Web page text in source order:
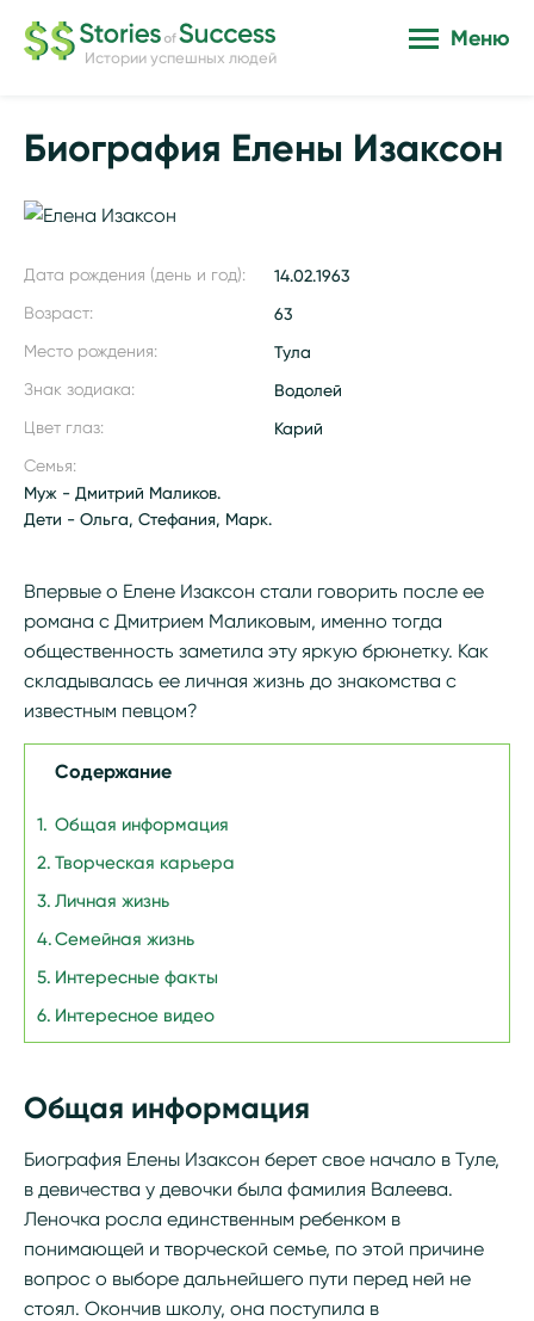
Истории успешных людей
Меню
Биография Елены Изаксон
Дата рождения (день и год): 14.02.1963
Возраст: 63
Место рождения: Тула
Знак зодиака: Водолей
Цвет глаз: Карий
Семья:
Муж - Дмитрий Маликов.
Дети - Ольга, Стефания, Марк.
Впервые о Елене Изаксон стали говорить после ее
романа с Дмитрием Маликовым, именно тогда
общественность заметила эту яркую брюнетку. Как
складывалась ее личная жизнь до знакомства с
известным певцом?
Содержание
Общая информация
Творческая карьера
Личная жизнь
Семейная жизнь
Интересные факты
Интересное видео
Общая информация
Биография Елены Изаксон берет свое начало в Туле,
в девичества у девочки была фамилия Валеева.
Леночка росла единственным ребенком в
понимающей и творческой семье, по этой причине
вопрос о выборе дальнейшего пути перед ней не
стоял. Окончив школу, она поступила в